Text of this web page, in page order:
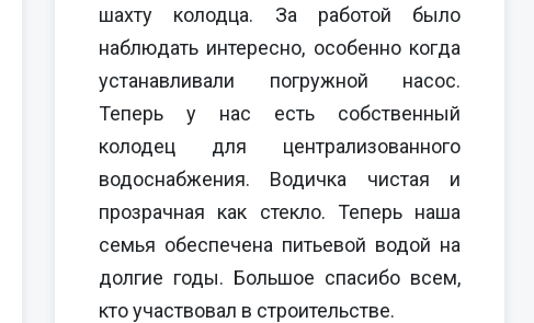
шахту колодца. За работой было
наблюдать интересно, особенно когда
устанавливали погружной насос.
Теперь у нас есть собственный
колодец для централизованного
водоснабжения. Водичка чистая и
прозрачная как стекло. Теперь наша
семья обеспечена питьевой водой на
долгие годы. Большое спасибо всем,
кто участвовал в строительстве.